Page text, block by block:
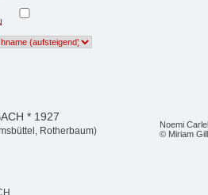
Noemi
© Miriam
* 1927
Rotherbaum)